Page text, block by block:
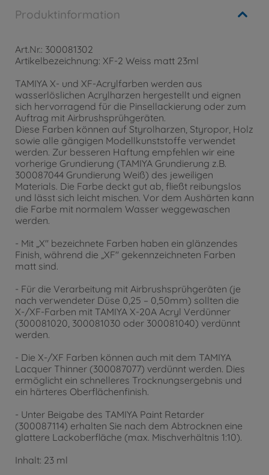
Produktinformation
Art.Nr.: 300081302
Artikelbezeichnung: XF-2 Weiss matt 23ml
TAMIYA X- und XF-Acrylfarben werden aus
wasserlöslichen Acrylharzen hergestellt und eignen
sich hervorragend für die Pinsellackierung oder zum
Auftrag mit Airbrushsprühgeräten.
Diese Farben können auf Styrolharzen, Styropor, Holz
sowie alle gängigen Modellkunststoffe verwendet
werden. Zur besseren Haftung empfehlen wir eine
vorherige Grundierung (TAMIYA Grundierung z.B.
300087044 Grundierung Weiß) des jeweiligen
Materials. Die Farbe deckt gut ab, fließt reibungslos
und lässt sich leicht mischen. Vor dem Aushärten kann
die Farbe mit normalem Wasser weggewaschen
werden.
- Mit „X" bezeichnete Farben haben ein glänzendes
Finish, während die „XF" gekennzeichneten Farben
matt sind.
- Für die Verarbeitung mit Airbrushsprühgeräten (je
nach verwendeter Düse 0,25 – 0,50mm) sollten die
X-/XF-Farben mit TAMIYA X-20A Acryl Verdünner
(300081020, 300081030 oder 300081040) verdünnt
werden.
- Die X-/XF Farben können auch mit dem TAMIYA
Lacquer Thinner (300087077) verdünnt werden. Dies
ermöglicht ein schnelleres Trocknungsergebnis und
ein härteres Oberflächenfinish.
- Unter Beigabe des TAMIYA Paint Retarder
(300087114) erhalten Sie nach dem Abtrocknen eine
glattere Lackoberfläche (max. Mischverhältnis 1:10).
Inhalt: 23 ml